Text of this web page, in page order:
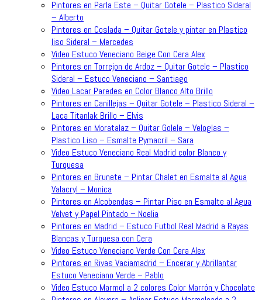
Pintores en Parla Este – Quitar Gotele – Plastico Sideral
– Alberto
Pintores en Coslada – Quitar Gotele y pintar en Plastico
liso Sideral – Mercedes
Video Estuco Veneciano Beige Con Cera Alex
Pintores en Torrejon de Ardoz – Quitar Gotele – Plastico
Sideral – Estuco Veneciano – Santiago
Video Lacar Paredes en Color Blanco Alto Brillo
Pintores en Canillejas – Quitar Gotele – Plastico Sideral –
Laca Titanlak Brillo – Elvis
Pintores en Moratalaz – Quitar Golele – Veloglas –
Plastico Liso – Esmalte Pymacril – Sara
Video Estuco Veneciano Real Madrid color Blanco y
Turquesa
Pintores en Brunete – Pintar Chalet en Esmalte al Agua
Valacryl – Monica
Pintores en Alcobendas – Pintar Piso en Esmalte al Agua
Velvet y Papel Pintado – Noelia
Pintores en Madrid – Estuco Futbol Real Madrid a Rayas
Blancas y Turquesa con Cera
Video Estuco Veneciano Verde Con Cera Alex
Pintores en Rivas Vaciamadrid – Encerar y Abrillantar
Estuco Veneciano Verde – Pablo
Video Estuco Marmol a 2 colores Color Marrón y Chocolate